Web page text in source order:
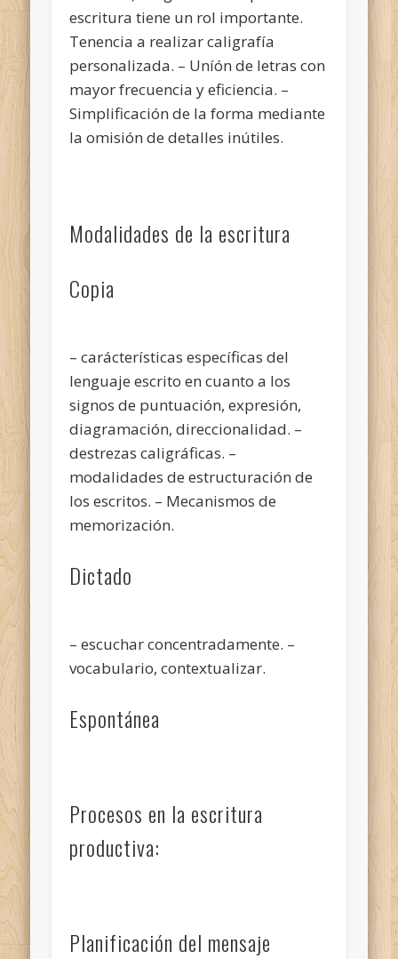
escritura tiene un rol importante.
Tenencia a realizar caligrafía
personalizada. – Uníón de letras con
mayor frecuencia y eficiencia. –
Simplificación de la forma mediante
la omisión de detalles inútiles.
Modalidades de la escritura
Copia
– carácterísticas específicas del
lenguaje escrito en cuanto a los
signos de puntuación, expresión,
diagramación, direccionalidad. –
destrezas caligráficas. –
modalidades de estructuración de
los escritos. – Mecanismos de
memorización.
Dictado
– escuchar concentradamente. –
vocabulario, contextualizar.
Espontánea
Procesos en la escritura
productiva:
Planificación del mensaje